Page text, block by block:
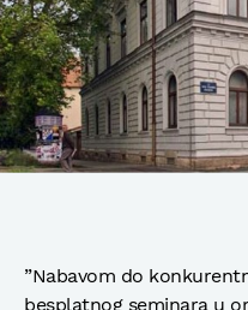
”Nabavom do
besplatnog seminara u